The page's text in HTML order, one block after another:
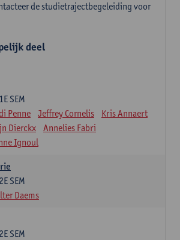
de studietrajectbegeleiding voor
deel
1E SEM
Penne Jeffrey Cornelis
Kris Annaert
Dierckx
Annelies Fabri
Ignoul
2E SEM
Daems
2E SEM